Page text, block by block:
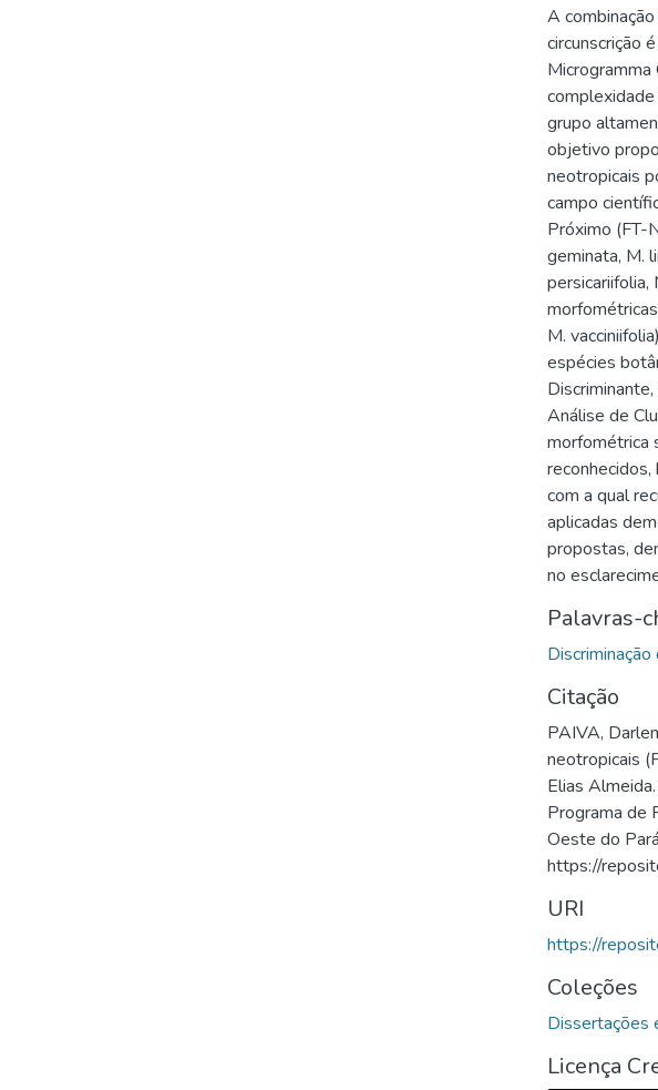
A
circunscrição
grupo
objetivo
neotropicais
campo
Próximo (FT-
geminata, M.
persicariifolia,
M.
espécies
Análise de
morfométrica
com a qual
aplicadas
propostas,
no
Palavras-
Citação
PAIVA,
neotropicais
Elias
Programa de
Oeste do
https://
URI
https://
Coleções
Dissertações
Licença